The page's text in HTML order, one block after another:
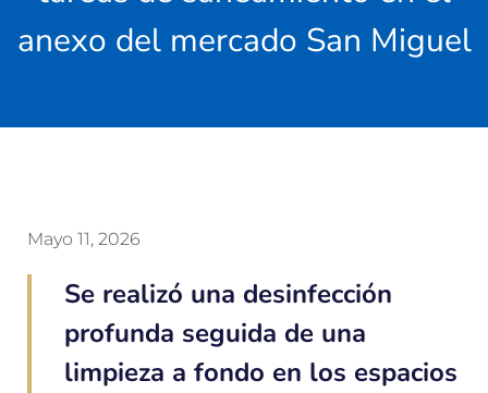
anexo del mercado San Miguel
Mayo 11, 2026
Se realizó una desinfección
profunda seguida de una
limpieza a fondo en los espacios